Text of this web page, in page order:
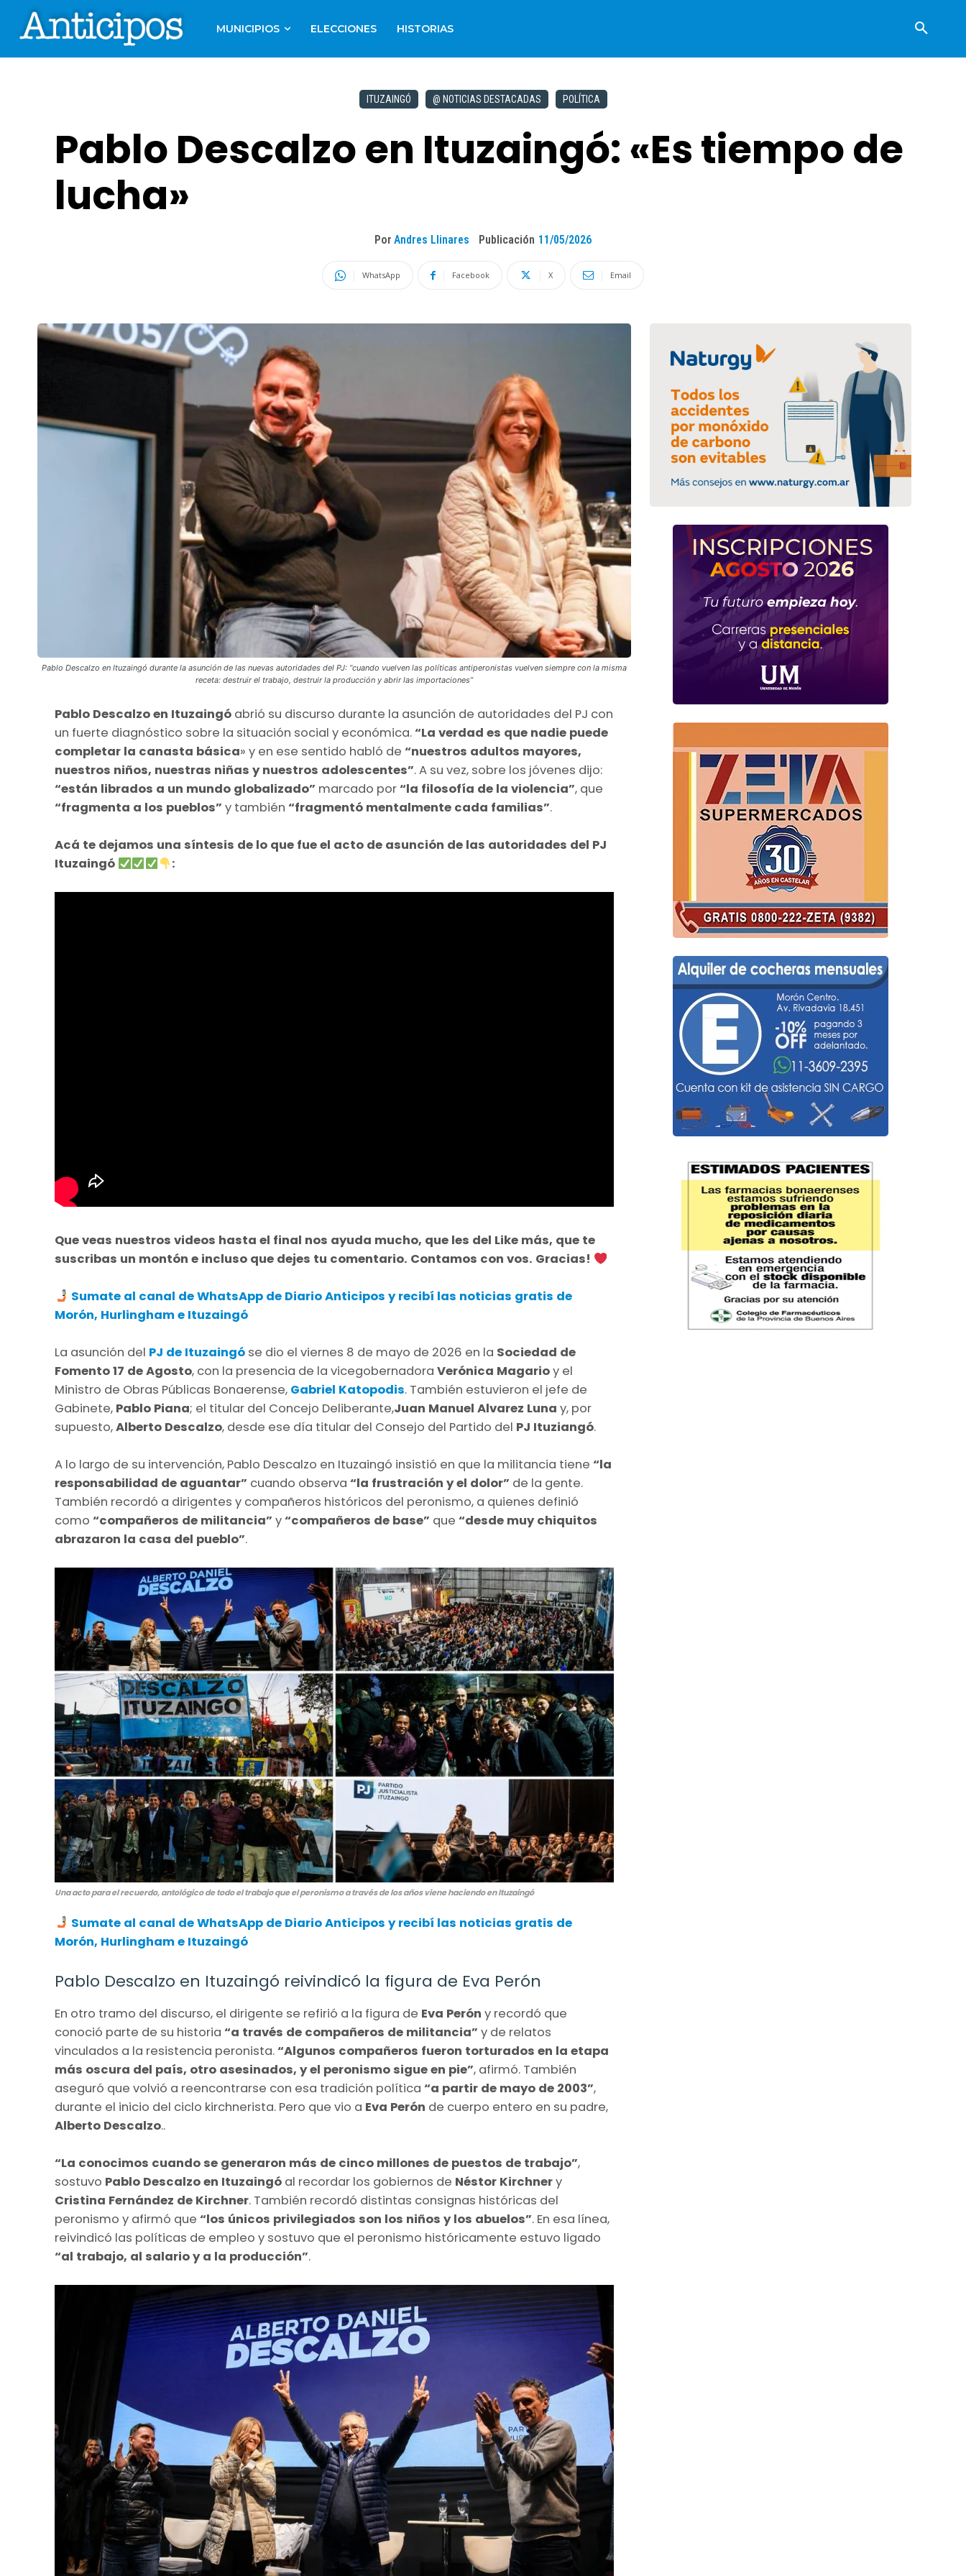
MUNICIPIOS ELECCIONES HISTORIAS
ITUZAINGÓ @ NOTICIAS DESTACADAS POLÍTICA
Pablo Descalzo en Ituzaingó: «Es tiempo de
lucha»
Por Andres Llinares Publicación 11/05/2026
WhatsApp Facebook X Email
Pablo Descalzo en Ituzaingó durante la asunción de las nuevas autoridades del PJ: “cuando vuelven las políticas antiperonistas vuelven siempre con la misma
receta: destruir el trabajo, destruir la producción y abrir las importaciones”
Pablo Descalzo en Ituzaingó abrió su discurso durante la asunción de autoridades del PJ con
un fuerte diagnóstico sobre la situación social y económica.“La verdad es que nadie puede
completar la canasta básica» y en ese sentido habló de “nuestros adultos mayores,
nuestros niños, nuestras niñas y nuestros adolescentes”. A su vez, sobre los jóvenes dijo:
“están librados a un mundo globalizado” marcado por“la filosofía de la violencia”, que
“fragmenta a los pueblos” y también “fragmentó mentalmente cada familias”.
Acá te dejamos una síntesis de lo que fue el acto de asunción de las autoridades del PJ
Ituzaingó
:
Que veas nuestros videos hasta el final nos ayuda mucho, que les del Like más, que te
suscribas un montón e incluso que dejes tu comentario. Contamos con vos. Gracias!
Sumate al canal de WhatsApp de Diario Anticipos y recibí las noticias gratis de
Morón, Hurlingham e Ituzaingó
La asunción del PJ de Ituzaingó se dio el viernes 8 de mayo de 2026 en la Sociedad de
Fomento 17 de Agosto, con la presencia de la vicegobernadora Verónica Magarioy el
Ministro de Obras Públicas Bonaerense, Gabriel Katopodis. También estuvieron el jefe de
Gabinete, Pablo Piana; el titular del Concejo Deliberante,Juan Manuel Alvarez Luna y, por
supuesto,Alberto Descalzo, desde ese día titular del Consejo del Partido del PJ Ituziangó.
A lo largo de su intervención, Pablo Descalzo en Ituzaingó insistió en que la militancia tiene “la
responsabilidad de aguantar” cuando observa “la frustración y el dolor” de la gente.
También recordó a dirigentes y compañeros históricos del peronismo, a quienes definió
como “compañeros de militancia” y“compañeros de base” que “desde muy chiquitos
abrazaron la casa del pueblo”.
Una acto para el recuerdo, antológico de todo el trabajo que el peronismo a través de los años viene haciendo en Ituzaingó
Sumate al canal de WhatsApp de Diario Anticipos y recibí las noticias gratis de
Morón, Hurlingham e Ituzaingó
Pablo Descalzo en Ituzaingó reivindicó la figura de Eva Perón
En otro tramo del discurso, el dirigente se refirió a la figura de Eva Perón y recordó que
conoció parte de su historia “a través de compañeros de militancia” y de relatos
vinculados a la resistencia peronista.“Algunos compañeros fueron torturados en la etapa
más oscura del país, otro asesinados, y el peronismo sigue en pie”, afirmó. También
aseguró que volvió a reencontrarse con esa tradición política “a partir de mayo de 2003”,
durante el inicio del ciclo kirchnerista. Pero que vio a Eva Perón de cuerpo entero en su padre,
Alberto Descalzo..
“La conocimos cuando se generaron más de cinco millones de puestos de trabajo”,
sostuvo Pablo Descalzo en Ituzaingó al recordar los gobiernos de Néstor Kirchnery
Cristina Fernández de Kirchner. También recordó distintas consignas históricas del
peronismo y afirmó que “los únicos privilegiados son los niños y los abuelos”. En esa línea,
reivindicó las políticas de empleo y sostuvo que el peronismo históricamente estuvo ligado
“al trabajo, al salario y a la producción”.